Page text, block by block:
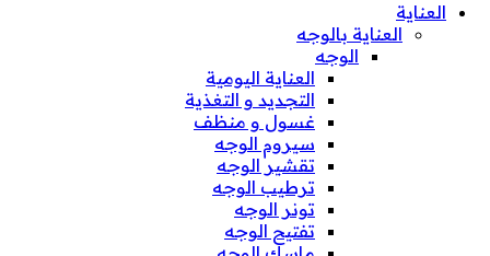
العناية
العناية بالوجه
الوجه
العناية اليومية
التجديد و التغذية
غسول و منظف
سيروم الوجه
تقشير الوجه
ترطيب الوجه
تونر الوجه
تفتيح الوجه